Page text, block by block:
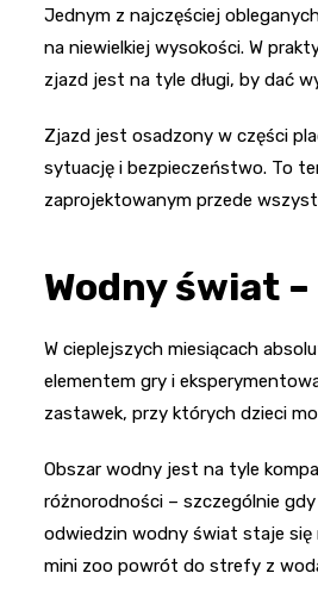
Jednym z najczęściej
na niewielkiej wysokości. W
zjazd jest na tyle długi, by dać
Zjazd jest osadzony w części
sytuację i bezpieczeństwo. To
zaprojektowanym przede
Wodny świat
W cieplejszych miesiącach
elementem gry i
zastawek, przy których dzieci
Obszar wodny jest na tyle
różnorodności – szczególnie
odwiedzin wodny świat staje się
mini zoo powrót do strefy z